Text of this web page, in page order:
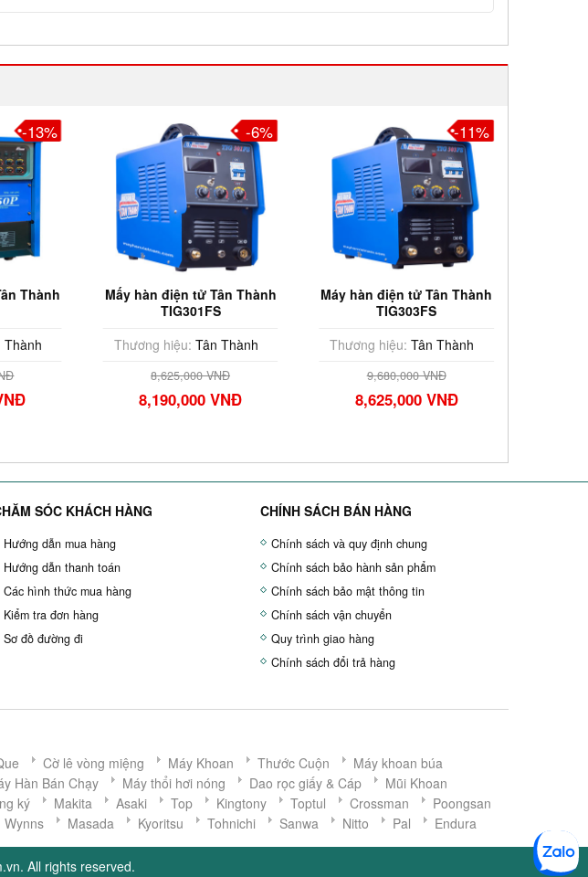
Thành
Thành
-13%
Mấy hàn điện tử Tân Thành
TIG301FS
Thương hiệu: Tân Thành
8,625,000 VNĐ
8,190,000 VNĐ
-6%
Máy hàn điện tử Tân Thành
TIG303FS
Thương hiệu: Tân Thành
9,680,000 VNĐ
8,625,000 VNĐ
-11%
SÓC KHÁCH HÀNG
Hướng dẫn mua hàng
Hướng dẫn thanh toán
Các hình thức mua hàng
Kiểm tra đơn hàng
Sơ đồ đường đi
CHÍNH SÁCH BÁN HÀNG
Chính sách và quy định chung
Chính sách bảo hành sản phẩm
Chính sách bảo mật thông tin
Chính sách vận chuyển
Quy trình giao hàng
Chính sách đổi trả hàng
Cờ lê vòng miệng Máy Khoan Thước Cuộn
Máy khoan búa
Hàn Bán Chạy Máy thổi hơi nóng Dao rọc giấy & Cáp
Mũi Khoan
ký Makita Asaki Top Kingtony Toptul Crossman
Poongsan
Wynns Masada Kyoritsu Tohnichi Sanwa Nitto Pal Endura
All rights reserved.